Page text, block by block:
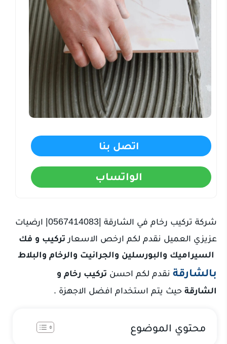
اتصل بنا
الواتساب
شركة تركيب رخام في الشارقة |0567414083| ارضيات
عزيزي العميل نقدم لكم ارخص الاسعار تركيب و فك
السيراميك والبورسلين والجرانيت والرخام والبلاط
بالشارقة نقدم لكم احسن تركيب رخام و
الشارقة حيث يتم استخدام افضل الاجهزة .
محتوي الموضوع